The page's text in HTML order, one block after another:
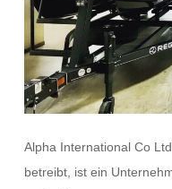
Alpha International Co
betreibt, ist ein